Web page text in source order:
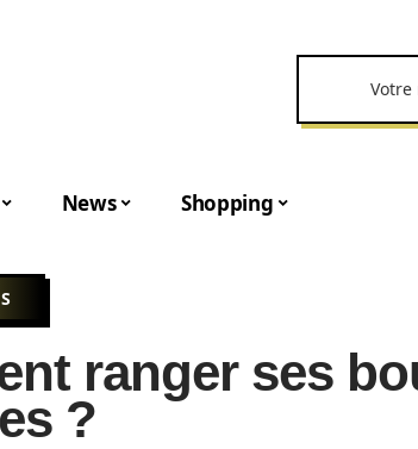
News Shopping
ranger ses
?